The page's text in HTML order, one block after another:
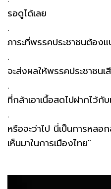
รอดูได้เลย
.
ภาระที่พรรคประชาชนต้องแ
.
จะส่งผลให้พรรคประชาชนเ
.
ที่กล้าเอาเนื้อสดไปฝากไว้กั
.
หรือจะว่าไป นี่เป็นการหล
เห็นมาในการเมืองไทย"